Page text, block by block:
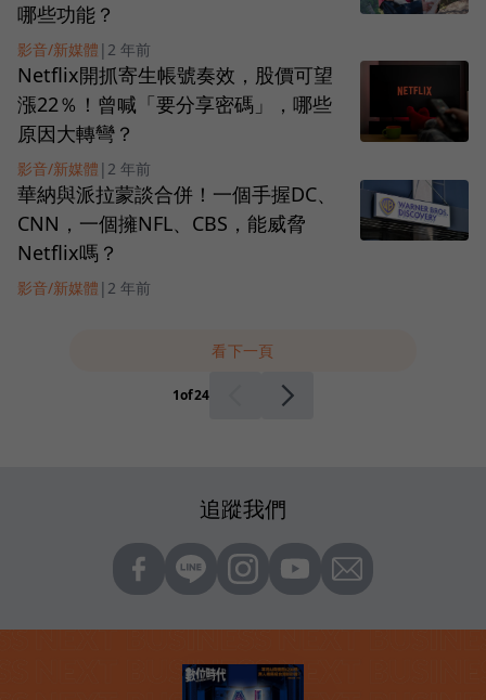
哪些功能？
影音/新媒體 | 2 年前
Netflix開抓寄生帳號奏效，股價可望
漲22％！曾喊「要分享密碼」，哪些
原因大轉彎？
影音/新媒體 | 2 年前
華納與派拉蒙談合併！一個手握DC、
CNN，一個擁NFL、CBS，能威脅
Netflix嗎？
影音/新媒體 | 2 年前
看下一頁
1of24
追蹤我們